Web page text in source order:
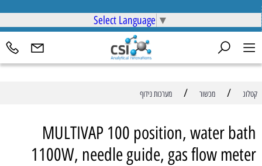
Select Language ▼
קטלוג / מכשור / מערכות נידוף
MULTIVAP 100 position, water bath
1100W, needle guide, gas flow meter